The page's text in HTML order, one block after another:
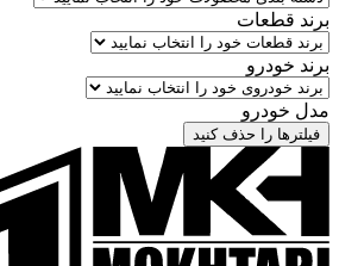
برند قطعات
برند خودرو
مدل خودرو
فیلترها را حذف کنید